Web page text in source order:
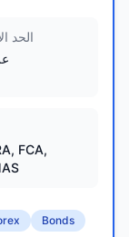
الحد
FCA,
Bonds